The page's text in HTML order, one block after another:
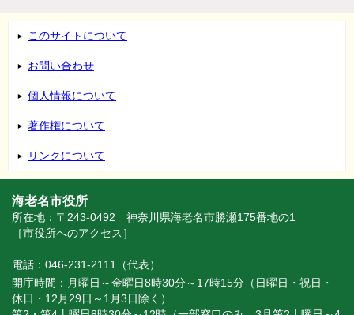
このサイトについて
お問い合わせ
個人情報について
著作権について
リンクについて
海老名市役所
所在地：〒243-0492 神奈川県海老名市勝瀬175番地の1
［市役所へのアクセス ］
電話：046-231-2111（代表）
開庁時間：月曜日～金曜日8時30分～17時15分（日曜日・祝日・
休日・12月29日～1月3日除く）